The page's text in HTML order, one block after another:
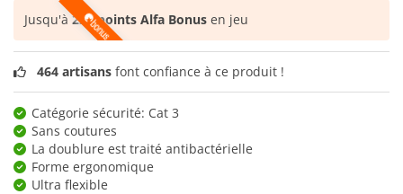
Jusqu'à224 points Alfa Bonus en jeu
464 artisans font confiance à ce produit !
Catégorie sécurité: Cat 3
Sans coutures
La doublure est traité antibactérielle
Forme ergonomique
Ultra flexible